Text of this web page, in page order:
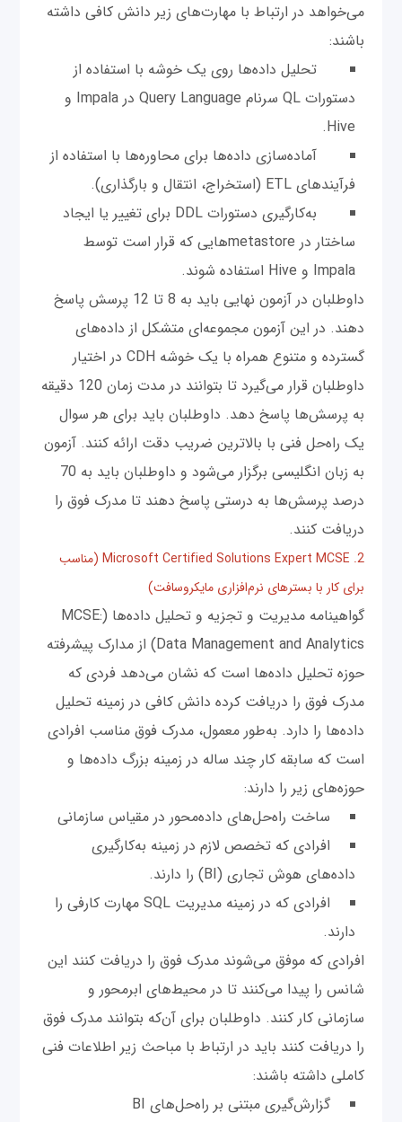
می‌خواهد در ارتباط با مهارت‌های زیر دانش کافی داشته
باشند:
تحلیل داده‌ها روی یک خوشه با استفاده از
دستورات QL سرنام Query Language در Impala و
Hive.
آماده‌سازی داده‌ها برای محاوره‌ها با استفاده از
فرآیندهای ETL (استخراج، انتقال و بارگذاری).
به‌کارگیری دستورات DDL برای تغییر یا ایجاد
ساختار در metastoreهایی که قرار است توسط
Impala و Hive استفاده شوند.
داوطلبان در آزمون نهایی باید به 8 تا 12 پرسش پاسخ
دهند. در این آزمون مجموعه‌ای متشکل از داده‌های
گسترده و متنوع همراه با یک خوشه CDH در اختیار
داوطلبان قرار می‌گیرد تا بتوانند در مدت زمان 120 دقیقه
به پرسش‌ها پاسخ دهد. داوطلبان باید برای هر سوال
یک راه‌حل فنی با بالاترین ضریب دقت ارائه کنند. آزمون
به زبان انگلیسی برگزار می‌شود و داوطلبان باید به 70
درصد پرسش‌ها به درستی پاسخ دهند تا مدرک فوق را
دریافت کنند.
2. Microsoft Certified Solutions Expert MCSE (مناسب
برای کار با بسترهای نرم‌افزاری مایکروسافت)
گواهینامه مدیریت و تجزیه و تحلیل داده‌ها (MCSE:
Data Management and Analytics) از مدارک پیشرفته‌
حوزه تحلیل داده‌ها است که نشان می‌دهد فردی که
مدرک فوق را دریافت کرده دانش کافی در زمینه تحلیل
داده‌ها را دارد. به‌طور معمول، مدرک فوق مناسب افرادی
است که سابقه کار چند ساله در زمینه بزرگ داده‌ها و
حوزه‌های زیر را دارند:
ساخت راه‌حل‌های داده‌محور در مقیاس سازمانی
افرادی که تخصص لازم در زمینه به‌کارگیری
داده‌های هوش تجاری (BI) را دارند.
افرادی که در زمینه مدیریت SQL مهارت کارفی را
دارند.
افرادی که موفق می‌شوند مدرک فوق را دریافت کنند این
شانس را پیدا می‌کنند تا در محیط‌های ابرمحور و
سازمانی کار کنند. داوطلبان برای آن‌که بتوانند مدرک فوق
را دریافت کنند باید در ارتباط با مباحث زیر اطلاعات فنی
کاملی داشته باشند:
گزارش‌گیری مبتنی بر راه‌حل‌های BI